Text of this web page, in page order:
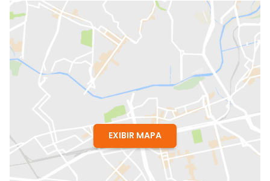
EXIBIR MAPA